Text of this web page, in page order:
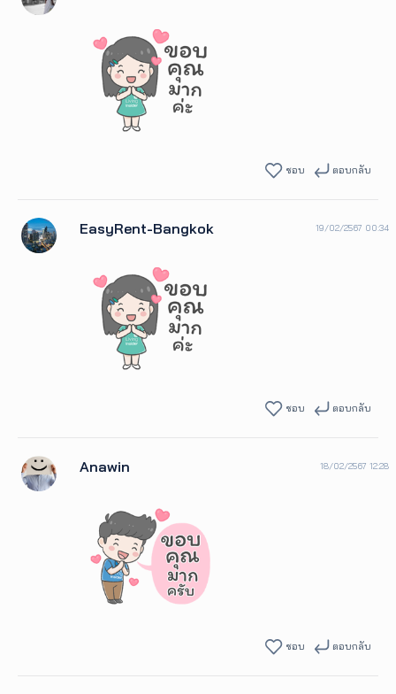
ชอบ ตอบกลับ
EasyRent-Bangkok 19/02/2567 00:34
ชอบ ตอบกลับ
Anawin 18/02/2567 12:28
ชอบ ตอบกลับ